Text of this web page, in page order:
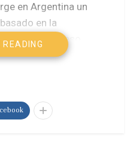
en Argentina un
en la
por el ingreso
de Javier Milei a la
impacta de diferentes
de